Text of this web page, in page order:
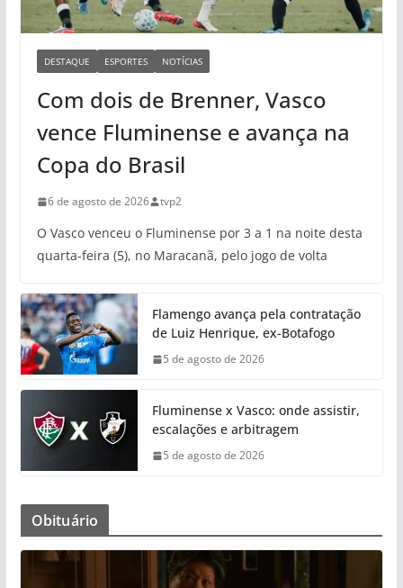
DESTAQUE ESPORTES NOTÍCIAS
Com dois de Brenner, Vasco
vence Fluminense e avança na
Copa do Brasil
6 de agosto de 2026 tvp2
O Vasco venceu o Fluminense por 3 a 1 na noite desta
quarta-feira (5), no Maracanã, pelo jogo de volta
Flamengo avança pela contratação
de Luiz Henrique, ex-Botafogo
5 de agosto de 2026
Fluminense x Vasco: onde assistir,
escalações e arbitragem
5 de agosto de 2026
Obituário